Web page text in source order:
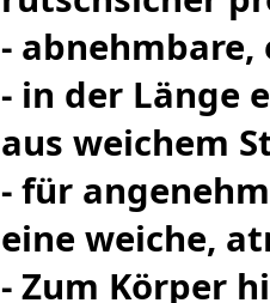
-
- in der Länge
aus weichem
- für
eine weiche,
- Zum Körper